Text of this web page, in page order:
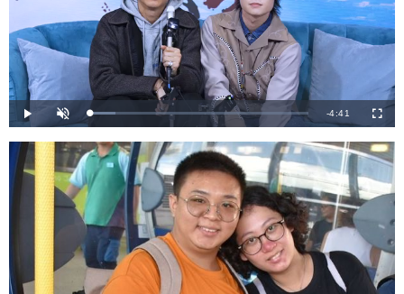
播
放
開
啟
效
載
入
畢
:
1
1
剩
餘
時
間
-4:41
全
螢